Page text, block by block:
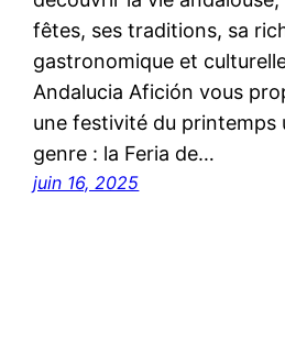
fêtes, ses traditions, sa
gastronomique et
Andalucia Afición vous
une festivité du printemps
genre : la Feria de…
juin 16, 2025